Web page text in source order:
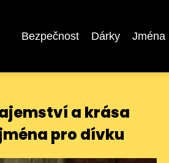
Bezpečnost Dárky Jména
a krása
pro dívku